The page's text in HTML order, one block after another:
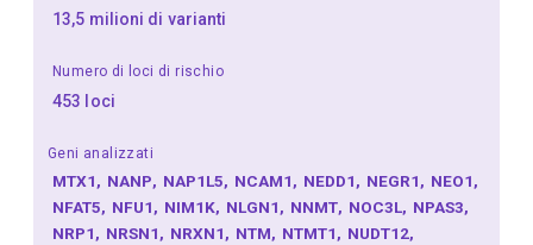
13,5 milioni di varianti
Numero di loci di rischio
453 loci
Geni analizzati
MTX1 NANP NAP1L5 NCAM1 NEDD1 NEGR1 NEO1
NFAT5 NFU1 NIM1K NLGN1 NNMT NOC3L NPAS3
NRP1 NRSN1 NRXN1 NTM NTMT1 NUDT12